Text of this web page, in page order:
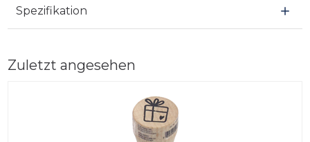
Spezifikation
Zuletzt angesehen